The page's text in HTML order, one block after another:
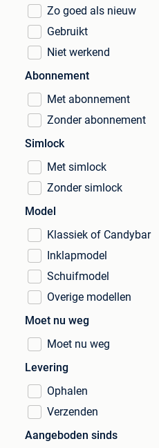
Zo goed als nieuw
Gebruikt
Niet werkend
Abonnement
Met abonnement
Zonder abonnement
Simlock
Met simlock
Zonder simlock
Model
Klassiek of Candybar
Inklapmodel
Schuifmodel
Overige modellen
Moet nu weg
Moet nu weg
Levering
Ophalen
Verzenden
Aangeboden sinds